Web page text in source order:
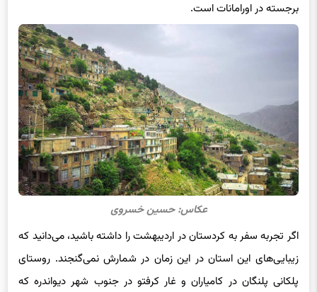
برجسته در اورامانات است.
عکاس: حسین خسروی
اگر تجربه سفر به کردستان در اردیبهشت را داشته باشید، می‌دانید که
زیبایی‌های این استان در این زمان در شمارش نمی‌گنجند. روستای
پلکانی پلنگان در کامیاران و غار کرفتو در جنوب شهر دیواندره که